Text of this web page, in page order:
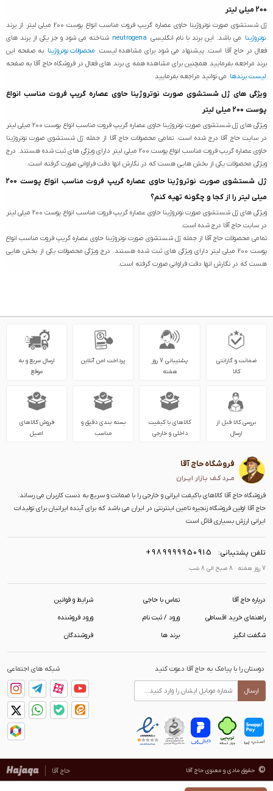
200 میلی لیتر
ژل شستشوی صورت نوتروژینا حاوی عصاره گریپ فروت مناسب انواع پوست 200 میلی لیتر از برند
نوتروژینا می باشد. این برند با نام انگلیسی neutrogena شناخته می شود و جز یکی از برند های
فعال در حاج آقا است. پیشنهاد می شود برای مشاهده لیست محصولات نوتروژینا به صفحه این
برند مراجعه بفرمایید همچنین برای مشاهده همه ی برند های فعال در فروشگاه حاج آقا به صفحه
لیست برندها می توانید مراجعه بفرمایید
ویژگی های ژل شستشوی صورت نوتروژینا حاوی عصاره گریپ فروت مناسب انواع
پوست 200 میلی لیتر
ویژگی های ژل شستشوی صورت نوتروژینا حاوی عصاره گریپ فروت مناسب انواع پوست 200 میلی لیتر
در سایت حاج آقا درج شده است. تمامی محصولات حاج آقا از جمله ژل شستشوی صورت نوتروژینا
حاوی عصاره گریپ فروت مناسب انواع پوست 200 میلی لیتر دارای ویژگی های ثبت شده هستند. درج
ویژگی محصولات یکی از بخش هایی هست که در نگارش انها دقت فراوانی صورت گرفته است.
ژل شستشوی صورت نوتروژینا حاوی عصاره گریپ فروت مناسب انواع پوست 200
میلی لیتر را از کجا و چگونه تهیه کنم؟
ویژگی های ژل شستشوی صورت نوتروژینا حاوی عصاره گریپ فروت مناسب انواع پوست 200 میلی لیتر
در سایت حاج آقا درج شده است.
تمامی محصولات حاج آقا از جمله ژل شستشوی صورت نوتروژینا حاوی عصاره گریپ فروت مناسب انواع
پوست 200 میلی لیتر دارای ویژگی های ثبت شده هستند. درج ویژگی محصولات یکی از بخش هایی
هست که در نگارش انها دقت فراوانی صورت گرفته است.
ضمانت و گارانتی
کالا
پشتیبانی 7 روز
هفته
پرداخت امن آنلاین
ارسال سریع و به
موقع
بررسی کالا قبل از
ارسال
کالاهای با کیفیت
داخلی و خارجی
بسته بندی دقیق و
مناسب
فروش کالاهای
اصیل
فروشگاه حاج آقا
مــرد کـف بـازار ایــران
فروشگاه حاج آقا کالاهای باکیفت ایرانی و خارجی را با ضمانت و سریع به دست کاربران می رساند.
حاج آقا اولین فروشگاه زنجیره تامین اینترنتی در ایران می باشد که برای آینده ایرانیان برای تولیدات
ایرانی ارزش بسیاری قائل است
تلفن پشتیبانی: +989999950915
7 روز هفته 8 صبح الی 8 شب
درباره حاج آقا تماس با حاجی شرایط و قوانین
راهنمای خرید اقساطی ورود / ثبت نام ورود فروشنده
شگفت انگیز برند ها فروشندگان
دوستان را با پیامک به حاج آقا دعوت کنید
ارسال
شبکه های اجتماعی
© حقوق مادی و معنوی حاج آقا حاج آقا